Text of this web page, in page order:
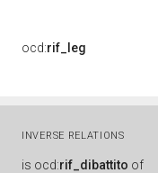
ocd:rif_leg
INVERSE RELATIONS
is ocd:rif_dibattito of